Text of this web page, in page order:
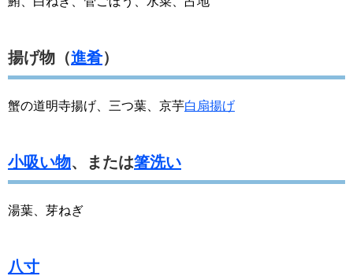
揚げ物（進肴）
蟹の道明寺揚げ、三つ葉、京芋白扇揚げ
小吸い物、または箸洗い
湯葉、芽ねぎ
八寸